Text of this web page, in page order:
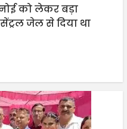
को लेकर बड़ा
जेल से दिया था